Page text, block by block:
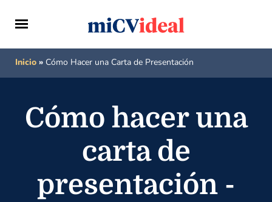
Inicio » Cómo Hacer una Carta de Presentación
Cómo hacer una
carta de
presentación -